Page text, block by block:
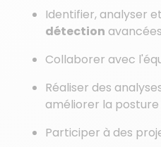
Identifier, analyser
détection
Collaborer avec
Réaliser des
améliorer la posture
Participer à des